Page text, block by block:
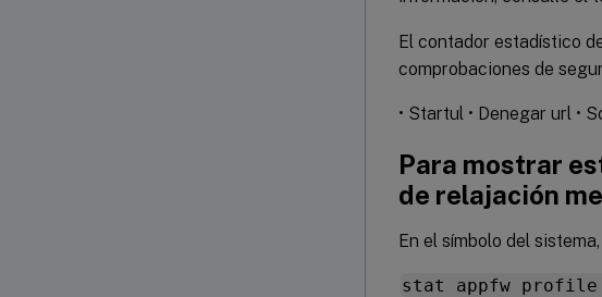
El contador estadístico
comprobaciones de
• Startul • Denegar url •
Para mostrar
de relajación
En el símbolo del
stat appfw profile